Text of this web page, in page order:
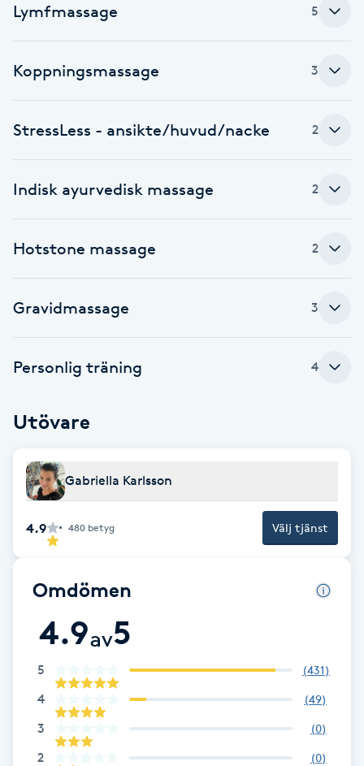
Cryoterapi
D
Damklippning
Diamantslipning
E
Extensions
F
Face framing
Fet hårbotten
Fettreducering
Fibromassage
Fillers
Fotmassage
Lymfmassage 5
Koppningsmassage 3
StressLess - ansikte/huvud/nacke 2
Indisk ayurvedisk massage 2
Hotstone massage 2
Gravidmassage 3
Personlig träning 4
Utövare
Gabriella Karlsson
4.9 480 betyg Välj tjänst
Omdömen
4.9av5
5 (431)
4 (49)
3 (0)
2 (0)